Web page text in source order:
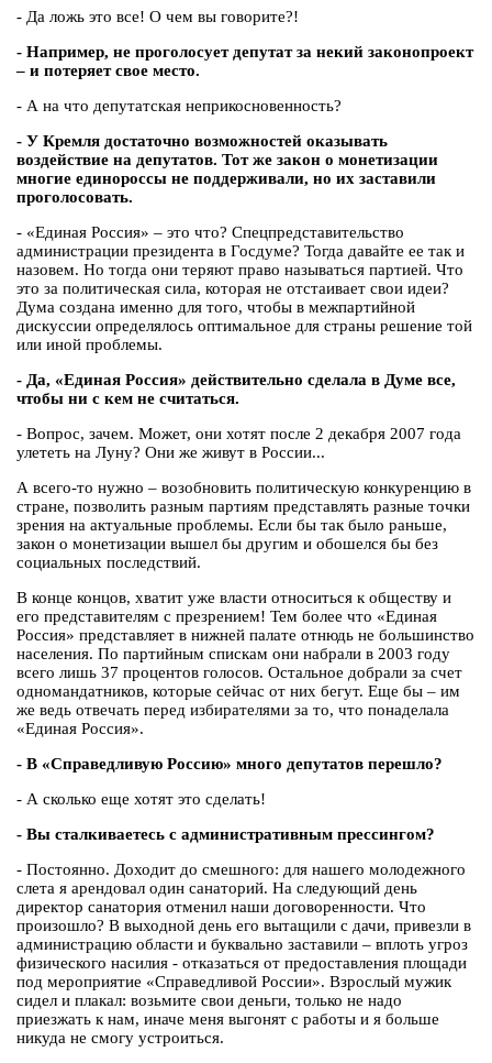
- Да ложь это все! О чем вы говорите?!
- Например, не проголосует депутат за некий законопроект
– и потеряет свое место.
- А на что депутатская неприкосновенность?
- У Кремля достаточно возможностей оказывать
воздействие на депутатов. Тот же закон о монетизации
многие единороссы не поддерживали, но их заставили
проголосовать.
- «Единая Россия» – это что? Спецпредставительство
администрации президента в Госдуме? Тогда давайте ее так и
назовем. Но тогда они теряют право называться партией. Что
это за политическая сила, которая не отстаивает свои идеи?
Дума создана именно для того, чтобы в межпартийной
дискуссии определялось оптимальное для страны решение той
или иной проблемы.
- Да, «Единая Россия» действительно сделала в Думе все,
чтобы ни с кем не считаться.
- Вопрос, зачем. Может, они хотят после 2 декабря 2007 года
улететь на Луну? Они же живут в России...
А всего-то нужно – возобновить политическую конкуренцию в
стране, позволить разным партиям представлять разные точки
зрения на актуальные проблемы. Если бы так было раньше,
закон о монетизации вышел бы другим и обошелся бы без
социальных последствий.
В конце концов, хватит уже власти относиться к обществу и
его представителям с презрением! Тем более что «Единая
Россия» представляет в нижней палате отнюдь не большинство
населения. По партийным спискам они набрали в 2003 году
всего лишь 37 процентов голосов. Остальное добрали за счет
одномандатников, которые сейчас от них бегут. Еще бы – им
же ведь отвечать перед избирателями за то, что понаделала
«Единая Россия».
- В «Справедливую Россию» много депутатов перешло?
- А сколько еще хотят это сделать!
- Вы сталкиваетесь с административным прессингом?
- Постоянно. Доходит до смешного: для нашего молодежного
слета я арендовал один санаторий. На следующий день
директор санатория отменил наши договоренности. Что
произошло? В выходной день его вытащили с дачи, привезли в
администрацию области и буквально заставили – вплоть угроз
физического насилия - отказаться от предоставления площади
под мероприятие «Справедливой России». Взрослый мужик
сидел и плакал: возьмите свои деньги, только не надо
приезжать к нам, иначе меня выгонят с работы и я больше
никуда не смогу устроиться.